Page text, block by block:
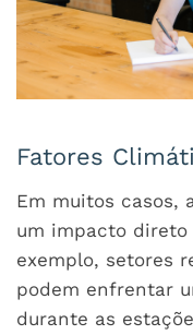
Fatores
Em muitos casos,
um impacto direto
exemplo, setores
podem enfrentar
durante as